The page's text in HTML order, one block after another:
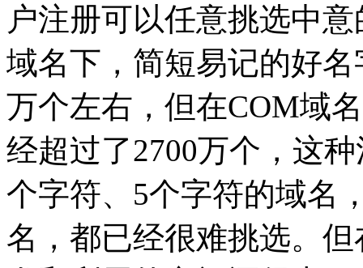
户注册可以任意挑选中
域名下，简短易记的好
万个左右，但在COM域
经超过了2700万个，这
个字符、5个字符的域名
名，都已经很难挑选。